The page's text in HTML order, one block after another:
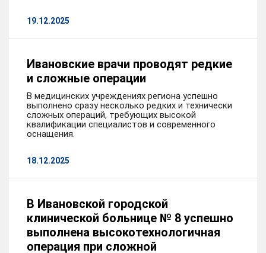
19.12.2025
Ивановские врачи проводят редкие
и сложные операции
В медицинских учреждениях региона успешно
выполнено сразу несколько редких и технически
сложных операций, требующих высокой
квалификации специалистов и современного
оснащения.
18.12.2025
В Ивановской городской
клинической больнице № 8 успешно
выполнена высокотехнологичная
операция при сложной